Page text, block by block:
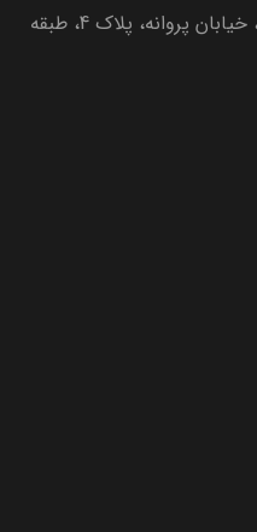
تهران، بزرگراه جلال آل احمد، خیابان پروانه، پلاک 4، طبقه